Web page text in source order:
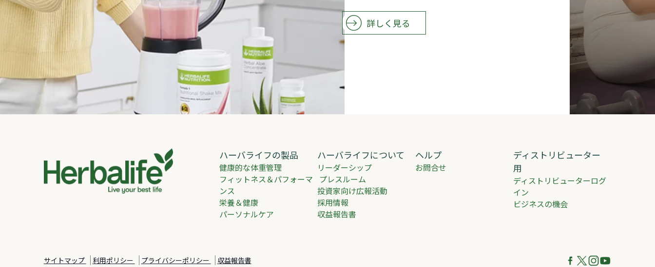
​​詳しく見る
ハーバライフの製品
健康的な体重管理
フィットネス＆パフォーマ
ンス
栄養＆健康
パーソナルケア
ハーバライフについて
リーダーシップ
​​​ プレスルーム ​​
投資家向け広報活動
採用情報
収益報告書
ヘルプ
お問合せ
ディストリビューター
用
ディストリビューターログ
イン
ビジネスの機会
サイトマップ 利用ポリシー プライバシーポリシー 収益報告書